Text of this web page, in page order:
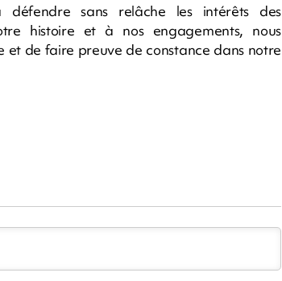
sans relâche les intérêts des
histoire et à nos engagements, nous
et de faire preuve de constance dans notre